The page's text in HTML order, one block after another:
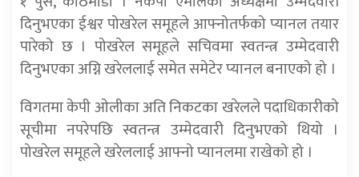
दिनुभएका ईश्वर पोखरेल समूहले आफ्नोतर्फको प्यानल तयार
पारेको छ । पोखरेल समूहले सचिवमा स्वतन्त्र उम्मेदवारी
दिनुभएका अग्नि खरेललाई समेत समेटेर प्यानल बनाएको हो ।
विगतमा केपी ओलीका अति निकटका खरेलले पदाधिकारीको
सूचीमा नपरेपछि स्वतन्त्र उम्मेदवारी दिनुभएको थियो ।
पोखरेल समूहले खरेललाई आफ्नो प्यानलमा राखेको हो ।